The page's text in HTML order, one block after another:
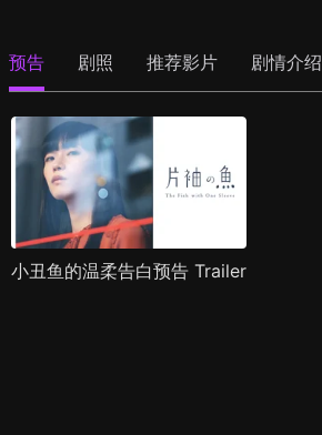
预告 剧照 推荐影片 剧情介绍
小丑鱼的温柔告白预告 Trailer